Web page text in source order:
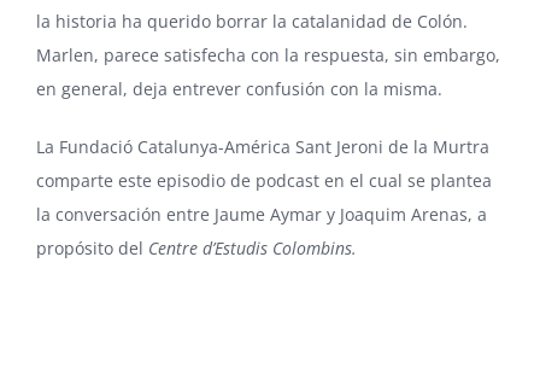
la historia ha querido borrar la catalanidad de Colón.
Marlen, parece satisfecha con la respuesta, sin embargo,
en general, deja entrever confusión con la misma.
La Fundació Catalunya-América Sant Jeroni de la Murtra
comparte este episodio de podcast en el cual se plantea
la conversación entre Jaume Aymar y Joaquim Arenas, a
propósito del Centre d’Estudis Colombins.